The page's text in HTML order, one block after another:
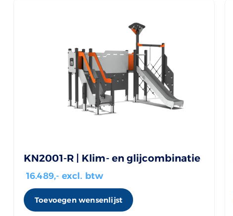
KN2001-R | Klim- en glijcombinatie
16.489,- excl. btw
Toevoegen wensenlijst